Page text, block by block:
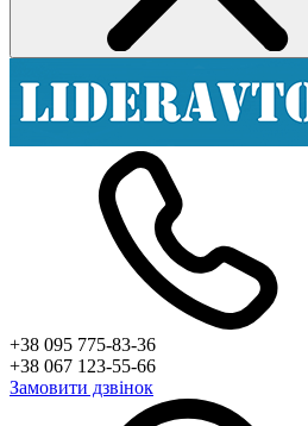
+38 095 775-83-36
+38 067 123-55-66
Замовити дзвінок